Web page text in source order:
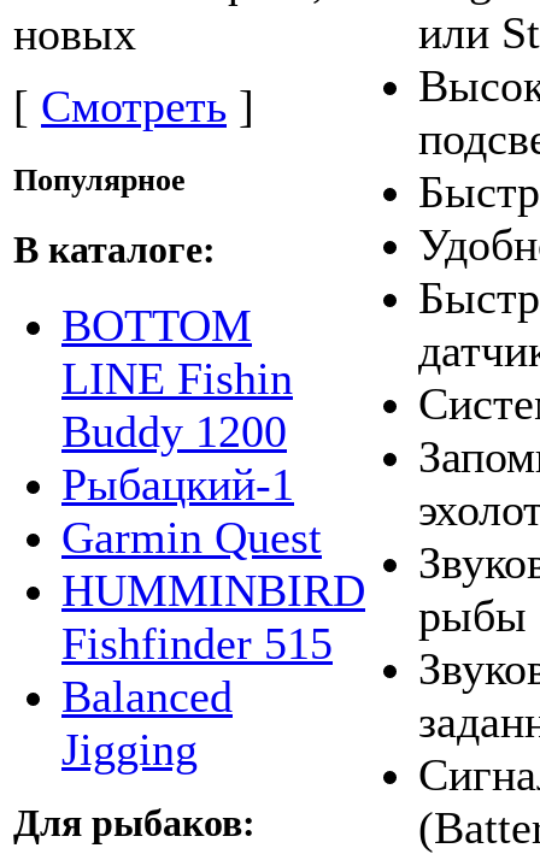
новых
[ Смотреть ]
Популярное
В каталоге:
BOTTOM
LINE Fishin
Buddy 1200
Рыбацкий-1
Garmin Quest
HUMMINBIRD
Fishfinder 515
Balanced
Jigging
Для рыбаков:
или
рыбы